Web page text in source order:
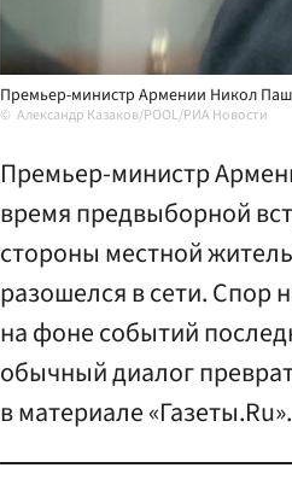
Премьер-министр Армении Никол
Александр Казаков/POOL/РИА Новости
Премьер-министр
время предвыборной
стороны местной
разошелся в сети. Спор
на фоне событий
обычный диалог
в материале «Газеты.Ru».